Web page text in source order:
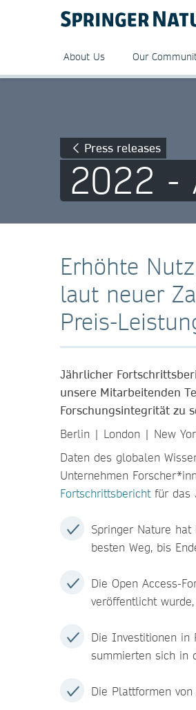
About Us Our
Press releases
2022 -
Erhöhte
laut neuer
Preis-
Jährlicher
unsere Mitarbeitenden
Forschungsintegrität zu
Berlin | London | New
Daten des globalen
Unternehmen
Fortschrittsberichtfür das
Springer Nature
besten Weg, bis
Die Open Access-
veröffentlicht
Die Investitionen in
summierten sich in
Die Plattformen